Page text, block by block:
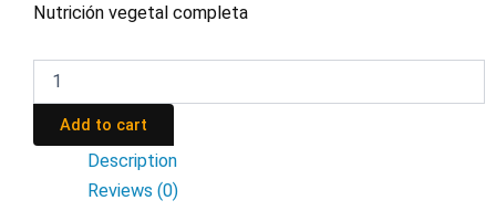
Nutrición vegetal completa
quantity
Add to cart
Description
Reviews (0)